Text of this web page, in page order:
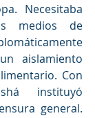
Necesitaba
medios de
aislamiento
Con
instituyó
general.